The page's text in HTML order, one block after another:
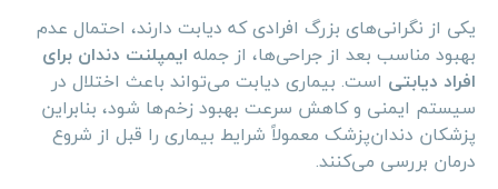
یکی از نگرانی‌های بزرگ افرادی که دیابت دارند، احتمال عدم
بهبود مناسب بعد از جراحی‌ها، از جمله ایمپلنت دندان برای
افراد دیابتی است. بیماری دیابت می‌تواند باعث اختلال در
سیستم ایمنی و کاهش سرعت بهبود زخم‌ها شود، بنابراین
پزشکان دندان‌پزشک معمولاً شرایط بیماری را قبل از شروع
درمان بررسی می‌کنند.